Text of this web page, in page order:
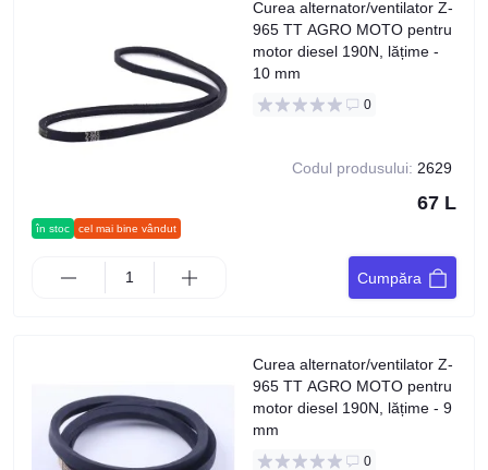
în stoc cel mai bine vândut
Curea alternator/ventilator Z-
965 TT AGRO MOTO pentru
motor diesel 190N, lățime -
10 mm
0
Codul produsului: 2629
67 L
Cumpăra
Curea alternator/ventilator Z-
965 TT AGRO MOTO pentru
motor diesel 190N, lățime - 9
mm
0